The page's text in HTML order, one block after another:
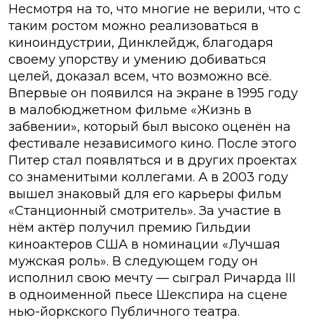
Несмотря на то, что многие не верили, что с
таким ростом можно реализоваться в
киноиндустрии, Динклейдж, благодаря
своему упорству и умению добиваться
целей, доказал всем, что возможно всё.
Впервые он появился на экране в 1995 году
в малобюджетном фильме «Жизнь в
забвении», который был высоко оценён на
фестивале независимого кино. После этого
Питер стал появляться и в других проектах
со знаменитыми коллегами. А в 2003 году
вышел знаковый для его карьеры фильм
«Станционный смотритель». За участие в
нём актёр получил премию Гильдии
киноактеров США в номинации «Лучшая
мужская роль». В следующем году он
исполнил свою мечту — сыграл Ричарда III
в одноименной пьесе Шекспира на сцене
нью-йоркского Публичного театра.